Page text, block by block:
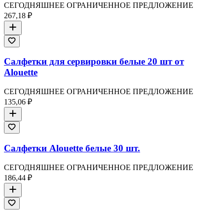
СЕГОДНЯШНЕЕ ОГРАНИЧЕННОЕ ПРЕДЛОЖЕНИЕ
267,18 ₽
Салфетки для сервировки белые 20 шт от
Alouette
СЕГОДНЯШНЕЕ ОГРАНИЧЕННОЕ ПРЕДЛОЖЕНИЕ
135,06 ₽
Салфетки Alouette белые 30 шт.
СЕГОДНЯШНЕЕ ОГРАНИЧЕННОЕ ПРЕДЛОЖЕНИЕ
186,44 ₽